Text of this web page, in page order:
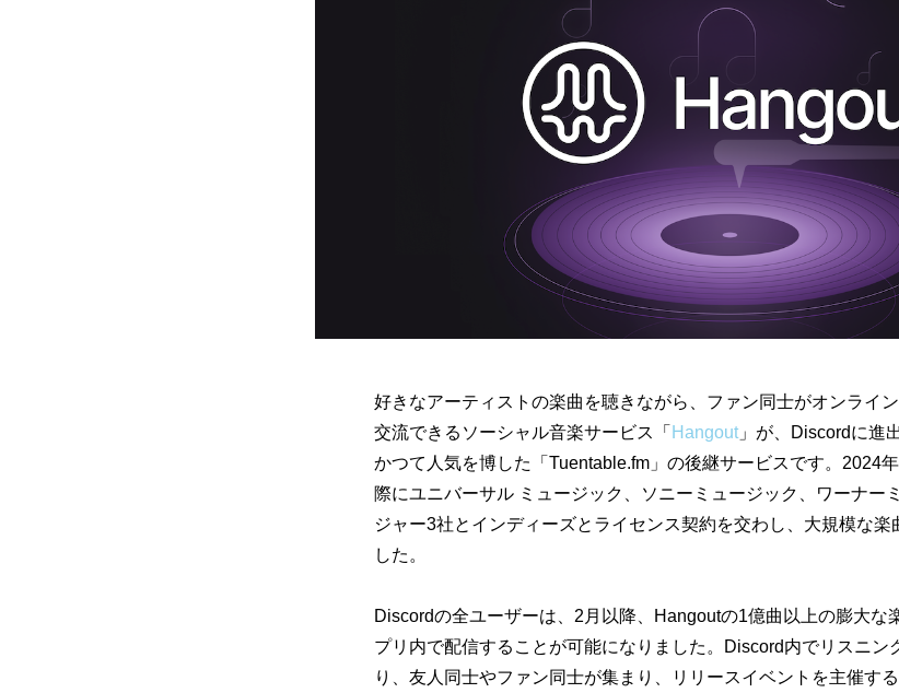
好きなアーティストの楽曲を聴きながら、ファン同士がオンライ
交流できるソーシャル音楽サービス「 Hangout 」が、Discordに進
かつて人気を博した「Tuentable.fm」の後継サービスです。2024
際にユニバーサル ミュージック、ソニーミュージック、ワーナー
ジャー3社とインディーズとライセンス契約を交わし、大規模な楽
した。
Discordの全ユーザーは、2月以降、Hangoutの1億曲以上の膨大な
プリ内で配信することが可能になりました。Discord内でリスニン
り、友人同士やファン同士が集まり、リリースイベントを主催す